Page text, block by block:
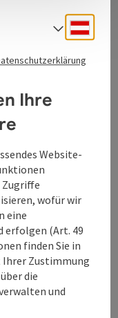
Ihre
Website-
Zugriffe
wofür wir
eine
(Art. 49
finden Sie in
Ihrer Zustimmung
die
und